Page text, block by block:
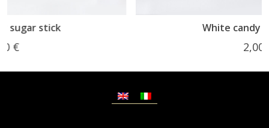
White candy sugar stick